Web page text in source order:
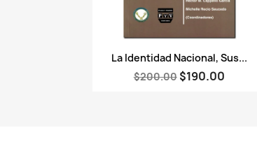
Vista rápida
La Identidad Nacional, Sus...
$200.00 $190.00